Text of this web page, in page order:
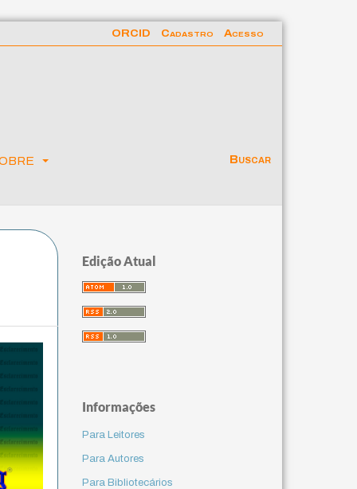
Buscar
ORCID Cadastro Acesso
Edição Atual
Informações
Para Leitores
Para Autores
Para Bibliotecários